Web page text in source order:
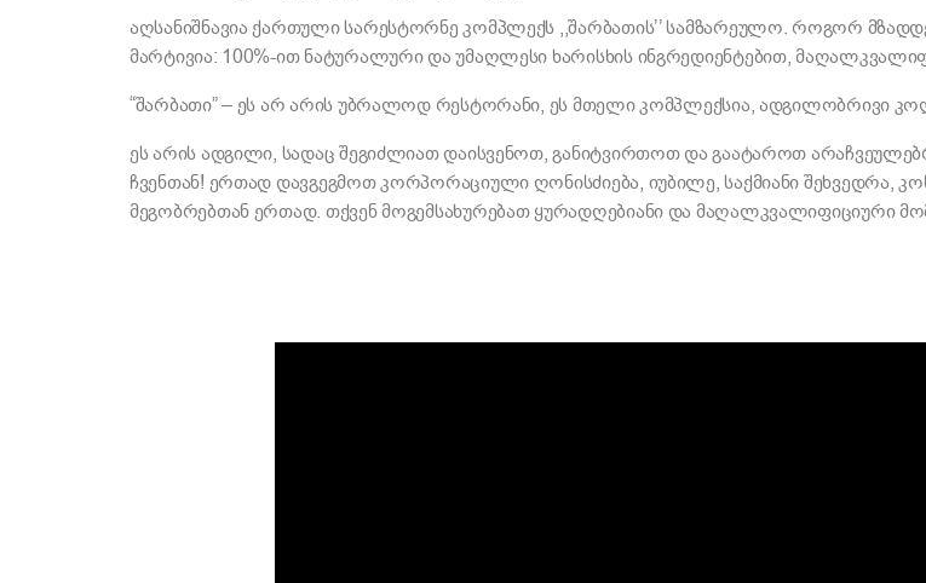
აღსანიშნავია ქართული სარესტორნე კომპლექს ,,შარბათის’’ სამზარეულო. როგორ
მარტივია: 100%-ით ნატურალური და უმაღლესი ხარისხის ინგრედიენტებით,
“შარბათი” – ეს არ არის უბრალოდ რესტორანი, ეს მთელი კომპლექსია, ადგილობრივი
ეს არის ადგილი, სადაც შეგიძლიათ დაისვენოთ, განიტვირთოთ და გაატაროთ
ჩვენთან! ერთად დავგეგმოთ კორპორაციული ღონისძიება, იუბილე, საქმიანი შეხვედრა,
მეგობრებთან ერთად. თქვენ მოგემსახურებათ ყურადღებიანი და მაღალკვალიფიციური